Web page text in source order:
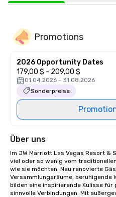
Promotions
2026 Opportunity Dates
179,00 $ - 209,00 $
01.04.2026 - 31.08.2026
Sonderpreise
Über uns
Im JW Marriott Las Vegas Resort &
viel oder so wenig vom
wie sie möchten. Neu renovierte
Versammlungsräume, beruhigende
bilden eine inspirierende Kulisse
sinnvolle Verbindungen. Mit